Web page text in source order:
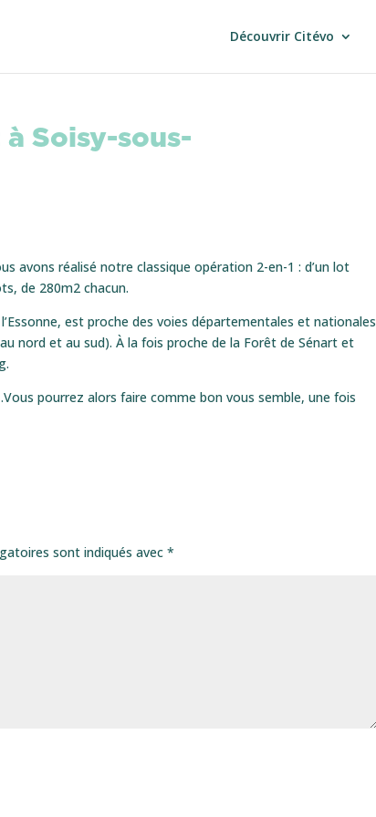
Découvrir Citévo
Soisy-sous-
avons réalisé notre classique opération 2-en-1 : d’un lot
de 280m2 chacun.
est proche des voies départementales et nationales
nord et au sud). À la fois proche de la Forêt de Sénart et
pourrez alors faire comme bon vous semble, une fois
sont indiqués avec*